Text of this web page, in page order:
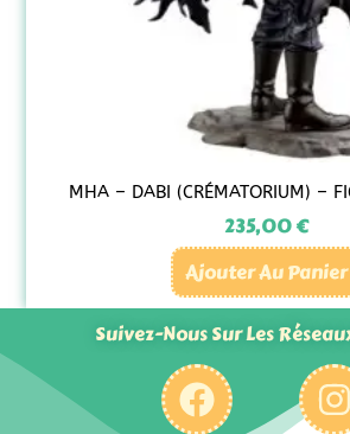
MHA – DABI (CRÉMATORIUM) –
235,00€
Ajouter Au Panier
Suivez-Nous Sur Les